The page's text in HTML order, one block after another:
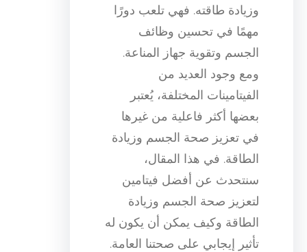
وزيادة طاقته. فهي تلعب دورًا
مهمًا في تحسين وظائف
الجسم وتقوية جهاز المناعة.
ومع وجود العديد من
الفيتامينات المختلفة، يُعتبر
بعضها أكثر فاعلية من غيرها
في تعزيز صحة الجسم وزيادة
الطاقة. في هذا المقال،
سنتحدث عن أفضل فيتامين
لتعزيز صحة الجسم وزيادة
الطاقة وكيف يمكن أن يكون له
تأثير إيجابي على صحتنا العامة.